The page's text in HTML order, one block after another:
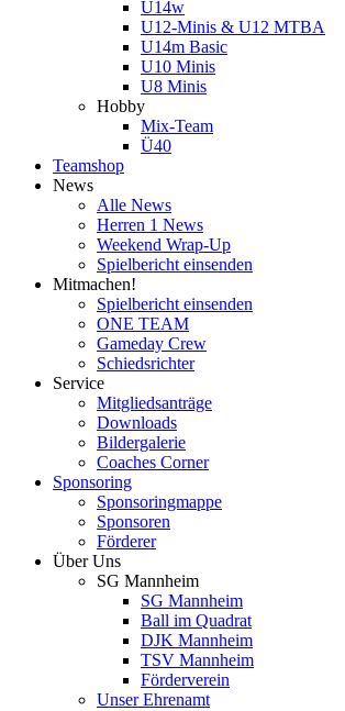
U14w
U12-Minis & U12 MTBA
U14m Basic
U10 Minis
U8 Minis
Hobby
Mix-Team
Ü40
Teamshop
News
Alle News
Herren 1 News
Weekend Wrap-Up
Spielbericht einsenden
Mitmachen!
Spielbericht einsenden
ONE TEAM
Gameday Crew
Schiedsrichter
Service
Mitgliedsanträge
Downloads
Bildergalerie
Coaches Corner
Sponsoring
Sponsoringmappe
Sponsoren
Förderer
Über Uns
SG Mannheim
SG Mannheim
Ball im Quadrat
DJK Mannheim
TSV Mannheim
Förderverein
Unser Ehrenamt